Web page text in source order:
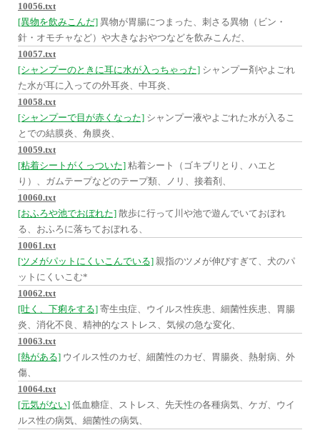
10056.txt
[異物を飲みこんだ] 異物が胃腸につまった、刺さる異物（ビン・
針・オモチャなど）や大きなおやつなどを飲みこんだ、
10057.txt
[シャンプーのときに耳に水が入っちゃった] シャンプー剤やよごれ
た水が耳に入っての外耳炎、中耳炎、
10058.txt
[シャンプーで目が赤くなった] シャンプー液やよごれた水が入るこ
とでの結膜炎、角膜炎、
10059.txt
[粘着シートがくっついた] 粘着シート（ゴキブリとり、ハエと
り）、ガムテープなどのテープ類、ノリ、接着剤、
10060.txt
[おふろや池でおぼれた] 散歩に行って川や池で遊んでいておぼれ
る、おふろに落ちておぼれる、
10061.txt
[ツメがパットにくいこんでいる] 親指のツメが伸びすぎて、犬のパ
ットにくいこむ*
10062.txt
[吐く、下痢をする] 寄生虫症、ウイルス性疾患、細菌性疾患、胃腸
炎、消化不良、精神的なストレス、気候の急な変化、
10063.txt
[熱がある] ウイルス性のカゼ、細菌性のカゼ、胃腸炎、熱射病、外
傷、
10064.txt
[元気がない] 低血糖症、ストレス、先天性の各種病気、ケガ、ウイ
ルス性の病気、細菌性の病気、